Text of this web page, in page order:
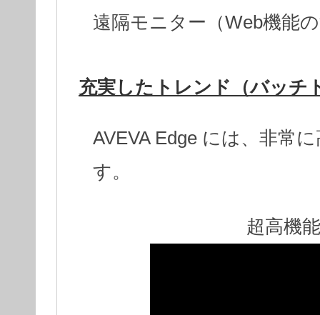
遠隔モニター（Web機能
充実したトレンド（バッチ
AVEVA Edge には、非常
す。
超高機